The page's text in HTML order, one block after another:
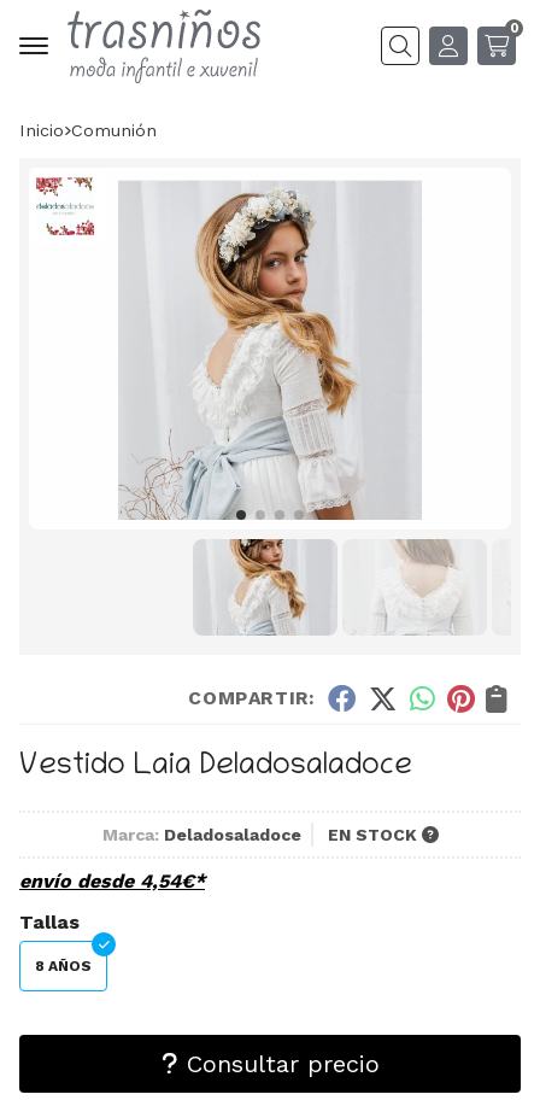
Buscar
0
Inicio comunión
COMPARTIR:
Vestido Laia Deladosaladoce
Marca: Deladosaladoce EN STOCK
envío desde 4,54€*
Tallas
8 AÑOS
Consultar precio